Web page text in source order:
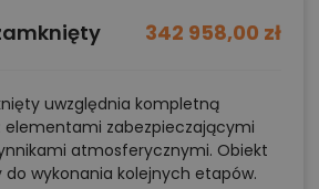
342 958,00 zł
uwzględnia kompletną
elementami zabezpieczającymi
atmosferycznymi. Obiekt
wykonania kolejnych etapów.